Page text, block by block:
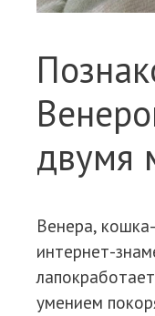
двумя
Венера,
интернет-
умением